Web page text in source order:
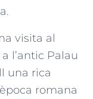
visita al
l’antic Palau
una rica
romana